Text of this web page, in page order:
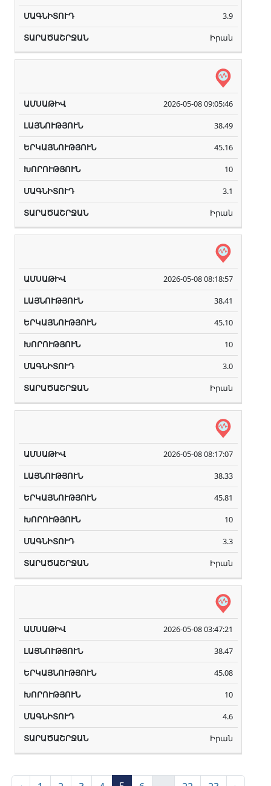
3.9
Իրան
2026-05-08 09:05:46
38.49
45.16
10
3.1
Իրան
2026-05-08 08:18:57
38.41
45.10
10
3.0
Իրան
2026-05-08 08:17:07
38.33
45.81
10
3.3
Իրան
2026-05-08 03:47:21
38.47
45.08
10
4.6
Իրան